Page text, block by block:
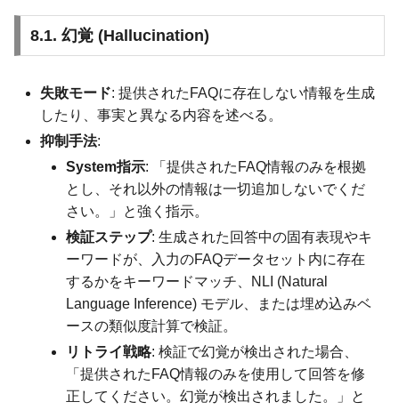
8.1. 幻覚 (Hallucination)
失敗モード: 提供されたFAQに存在しない情報を生成
したり、事実と異なる内容を述べる。
抑制手法:
System指示: 「提供されたFAQ情報のみを根拠
とし、それ以外の情報は一切追加しないでくだ
さい。」と強く指示。
検証ステップ: 生成された回答中の固有表現やキ
ーワードが、入力のFAQデータセット内に存在
するかをキーワードマッチ、NLI (Natural
Language Inference) モデル、または埋め込みベ
ースの類似度計算で検証。
リトライ戦略: 検証で幻覚が検出された場合、
「提供されたFAQ情報のみを使用して回答を修
正してください。幻覚が検出されました。」と